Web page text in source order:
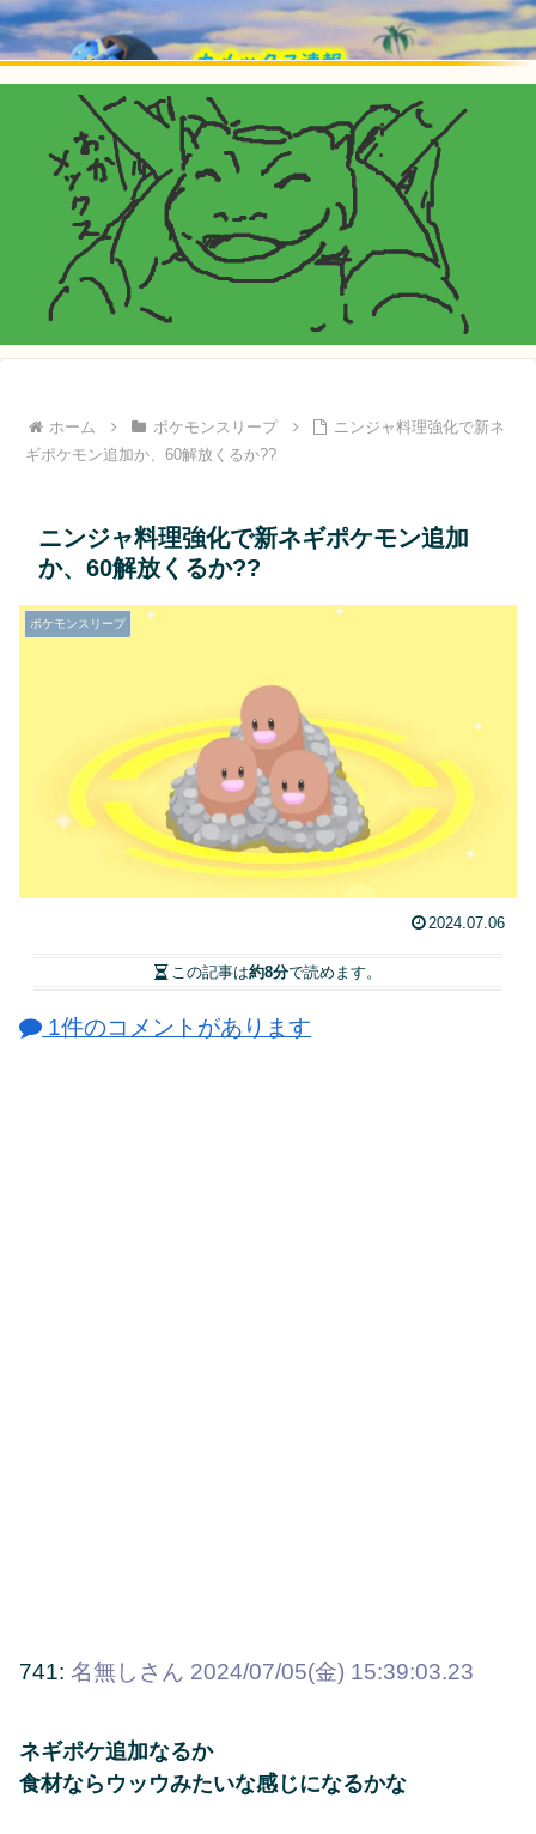
ホーム ポケモンスリープ
ニンジャ料理強化で新ネ
ギポケモン追加か、60解放くるか??
ニンジャ料理強化で新ネギポケモン追加
か、60解放くるか??
ポケモンスリープ
2024.07.06
この記事は約8分で読めます。
1件のコメントがあります
741: 名無しさん 2024/07/05(金) 15:39:03.23
ネギポケ追加なるか
食材ならウッウみたいな感じになるかな